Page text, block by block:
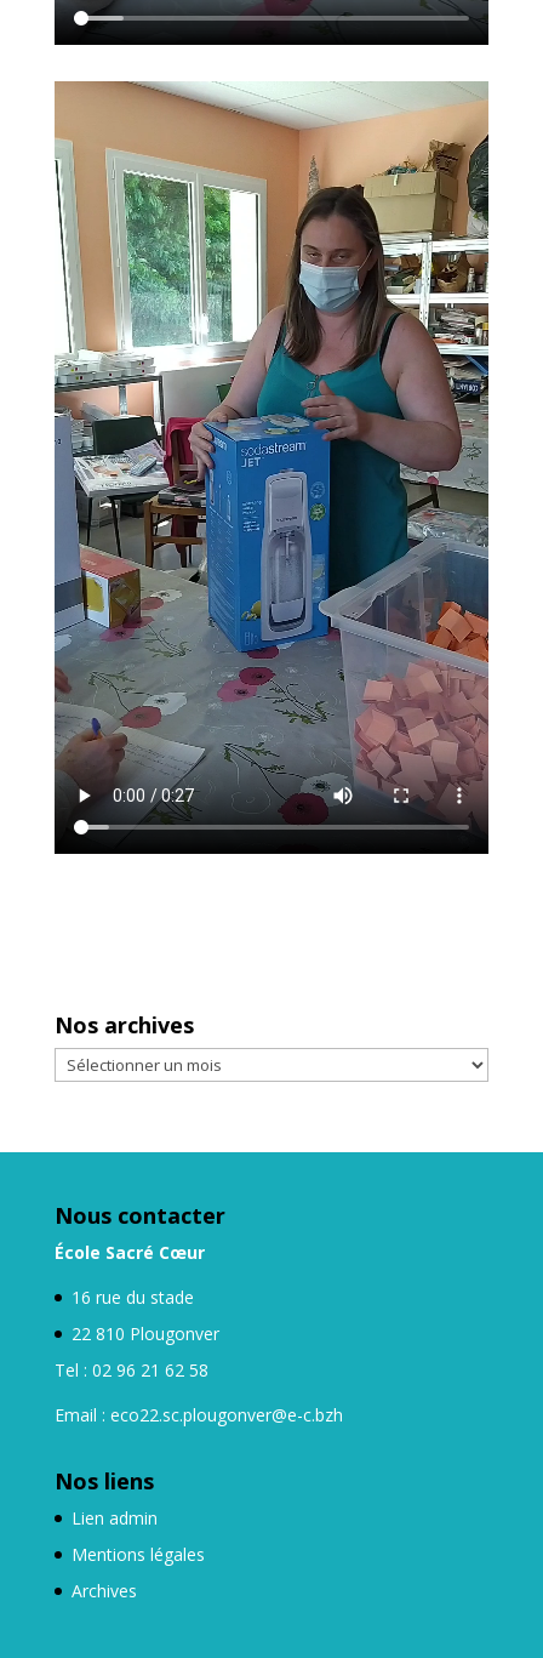
Nos archives
Nos
archives
Nous contacter
École Sacré Cœur
16 rue du stade
22 810 Plougonver
Tel : 02 96 21 62 58
Email : eco22.sc.plougonver@e-c.bzh
Nos liens
Lien admin
Mentions légales
Archives